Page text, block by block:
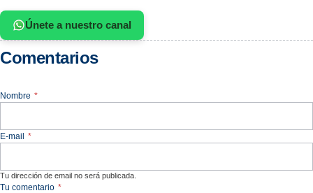
Únete a nuestro canal
Comentarios
Nombre *
E-mail *
Tu dirección de email no será publicada.
Tu comentario *